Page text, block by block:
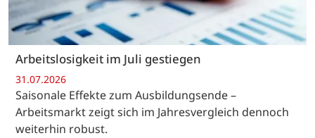
Arbeitslosigkeit im Juli gestiegen
31.07.2026
Saisonale Effekte zum Ausbildungsende –
Arbeitsmarkt zeigt sich im Jahresvergleich dennoch
weiterhin robust.